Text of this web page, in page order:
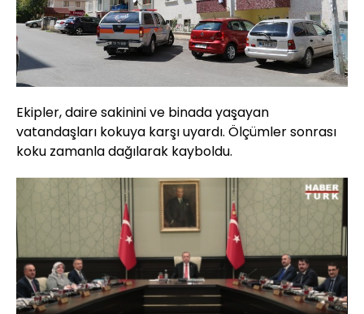
Ekipler, daire sakinini ve binada yaşayan
vatandaşları kokuya karşı uyardı. Ölçümler sonrası
koku zamanla dağılarak kayboldu.